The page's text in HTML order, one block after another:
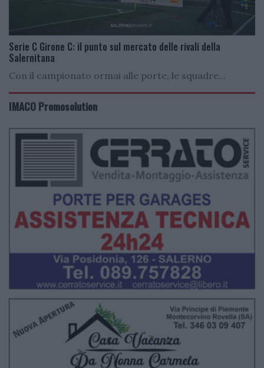
Serie C Girone C: il punto sul mercato delle rivali della
Salernitana
Con il campionato ormai alle porte, le squadre...
IMACO Promosolution